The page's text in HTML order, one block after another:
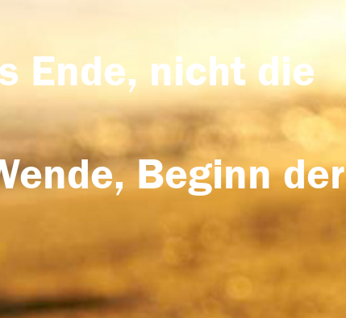
Ende, nicht die
Beginn der